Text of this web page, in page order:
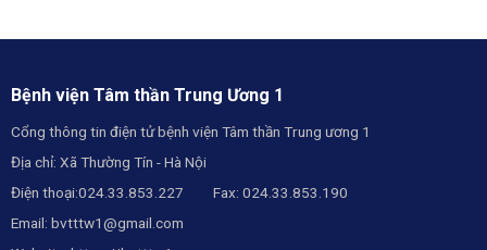
Bệnh viện Tâm thần Trung Ương 1
Cổng thông tin điện tử bệnh viện Tâm thần Trung ương 1
Địa chỉ: Xã Thường Tín - Hà Nội
Điện thoại:024.33.853.227 Fax: 024.33.853.190
Email: bvtttw1@gmail.com